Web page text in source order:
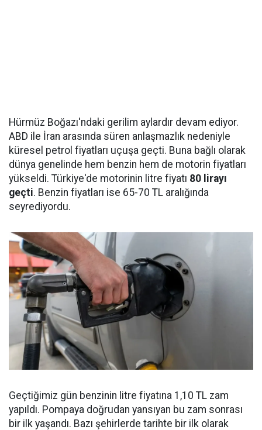
Hürmüz Boğazı'ndaki gerilim aylardır devam ediyor.
ABD ile İran arasında süren anlaşmazlık nedeniyle
küresel petrol fiyatları uçuşa geçti. Buna bağlı olarak
dünya genelinde hem benzin hem de motorin fiyatları
yükseldi. Türkiye'de motorinin litre fiyatı 80 lirayı
geçti. Benzin fiyatları ise 65-70 TL aralığında
seyrediyordu.
Geçtiğimiz gün benzinin litre fiyatına 1,10 TL zam
yapıldı. Pompaya doğrudan yansıyan bu zam sonrası
bir ilk yaşandı. Bazı şehirlerde tarihte bir ilk olarak